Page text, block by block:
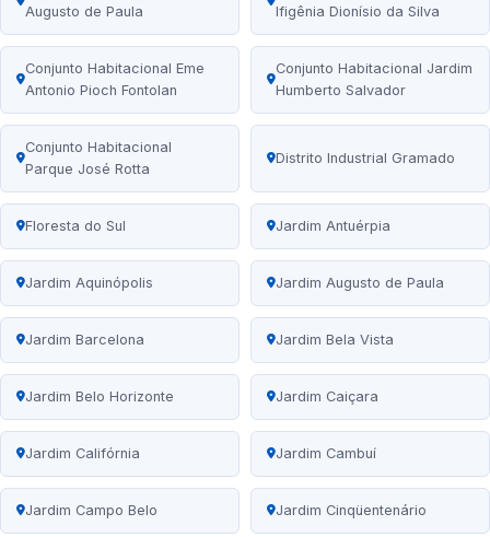
Augusto de Paula
Ifigênia Dionísio da Silva
Conjunto Habitacional Eme
Antonio Pioch Fontolan
Conjunto Habitacional Jardim
Humberto Salvador
Conjunto Habitacional
Parque José Rotta
Distrito Industrial Gramado
Floresta do Sul Jardim Antuérpia
Jardim Aquinópolis Jardim Augusto de Paula
Jardim Barcelona Jardim Bela Vista
Jardim Belo Horizonte Jardim Caiçara
Jardim Califórnia Jardim Cambuí
Jardim Campo Belo Jardim Cinqüentenário